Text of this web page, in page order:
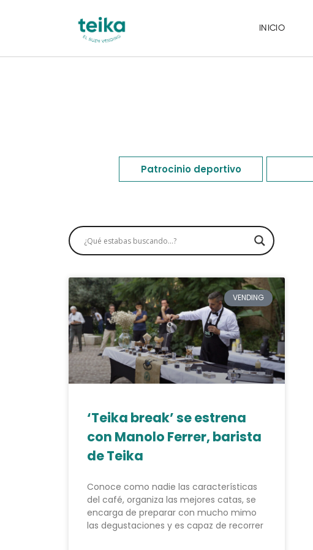
INICIO
Patrocinio deportivo
VENDING
‘Teika break’ se estrena
con Manolo Ferrer, barista
de Teika
Conoce como nadie las características
del café, organiza las mejores catas, se
encarga de preparar con mucho mimo
las degustaciones y es capaz de recorrer